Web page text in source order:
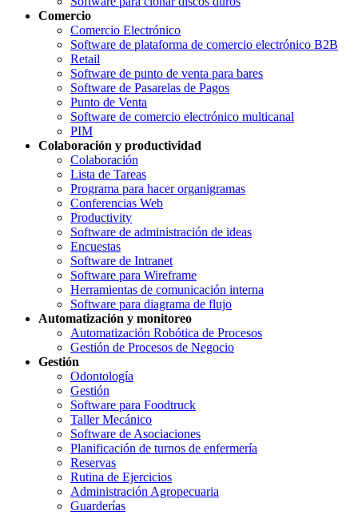
Comercio
Comercio Electrónico
Software de plataforma de comercio electrónico B2B
Retail
Software de punto de venta para bares
Software de Pasarelas de Pagos
Punto de Venta
Software de comercio electrónico multicanal
PIM
Colaboración y productividad
Colaboración
Lista de Tareas
Programa para hacer organigramas
Conferencias Web
Productivity
Software de administración de ideas
Encuestas
Software de Intranet
Software para Wireframe
Herramientas de comunicación interna
Software para diagrama de flujo
Automatización y monitoreo
Automatización Robótica de Procesos
Gestión de Procesos de Negocio
Gestión
Odontología
Gestión
Software para Foodtruck
Taller Mecánico
Software de Asociaciones
Planificación de turnos de enfermería
Reservas
Rutina de Ejercicios
Administración Agropecuaria
Guarderías